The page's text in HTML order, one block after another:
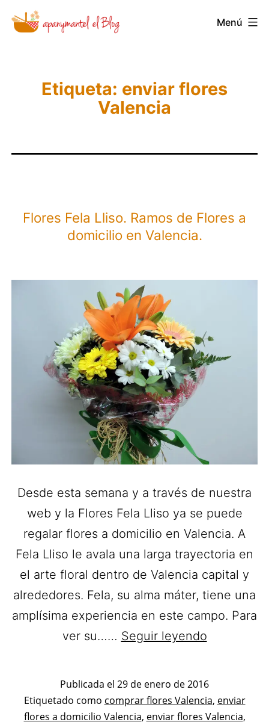
Saltar
Novedades
Menú
Etiqueta: enviar flores
Valencia
Flores Fela Lliso. Ramos de Flores a
domicilio en Valencia.
Desde esta semana y a través de nuestra
web y la Flores Fela Lliso ya se puede
regalar flores a domicilio en Valencia. A
Fela Lliso le avala una larga trayectoria en
el arte floral dentro de Valencia capital y
alrededores. Fela, su alma máter, tiene una
amplísima experiencia en este campo. Para
ver su…… Seguir leyendoFlores
Ramos
de
Publicada el 29 de enero de 2016
Categorizado
como
Etiquetado como comprar flores Valencia, enviar
flores a domicilio Valencia, enviar flores Valencia,